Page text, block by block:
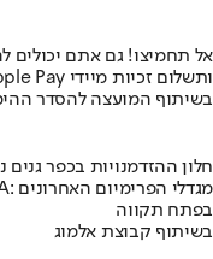
אל תחמיצו! גם אתם יכולים
יחסי הימור משופרים, הפקדות ב-Apple Pay ותשלום זכיות מיידי
בשיתוף המועצה להסדר
חלון ההזדמנויות בכפר גנים
בפתח תקווה
בשיתוף קבוצת אלמוג